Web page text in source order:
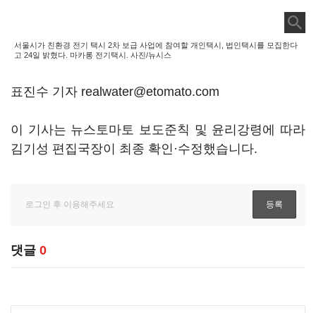
서울시가 친환경 전기 택시 2차 보급 사업에 참여할 개인택시, 법인택시를 모집한다
고 24일 밝혔다. 마카롱 전기택시. 사진/뉴시스
표진수 기자 realwater@etomato.com
이 기사는 뉴스토마토 보도준칙 및 윤리강령에 따라
김기성 편집국장이 최종 확인·수정했습니다.
댓글 0